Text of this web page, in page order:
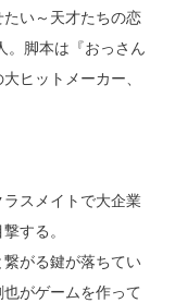
い～天才たちの恋
。脚本は『おっさん
ヒットメーカー、
スメイトで大企業
する。
がる鍵が落ちてい
がゲームを作って